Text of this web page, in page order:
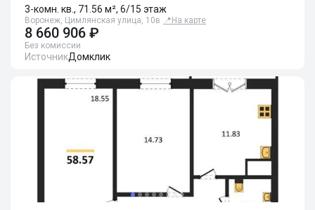
3-комн. кв., 71.56 м², 6/15 этаж
Воронеж, Цимлянская улица, 10в 📍 На карте
8 660 906 ₽
Без комиссии
ИсточникДомклик